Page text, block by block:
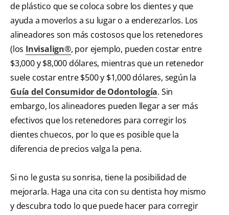
de plástico que se coloca sobre los dientes y que
ayuda a moverlos a su lugar o a enderezarlos. Los
alineadores son más costosos que los retenedores
(los Invisalign®, por ejemplo, pueden costar entre
$3,000 y $8,000 dólares, mientras que un retenedor
suele costar entre $500 y $1,000 dólares, según la
Guía del Consumidor de Odontología. Sin
embargo, los alineadores pueden llegar a ser más
efectivos que los retenedores para corregir los
dientes chuecos, por lo que es posible que la
diferencia de precios valga la pena.
Si no le gusta su sonrisa, tiene la posibilidad de
mejorarla. Haga una cita con su dentista hoy mismo
y descubra todo lo que puede hacer para corregir